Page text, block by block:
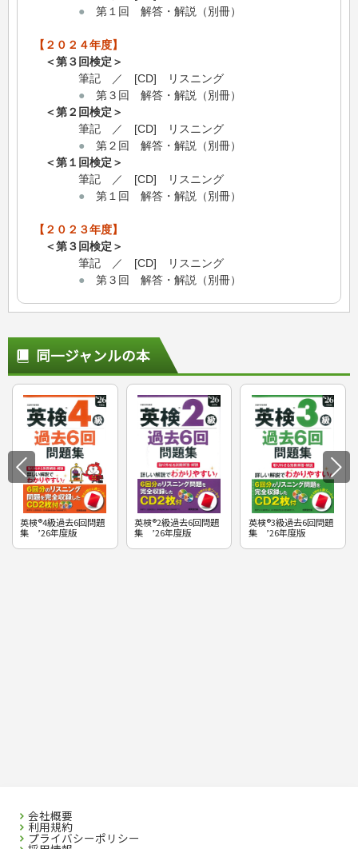
● 第１回 解答・解説（別冊）
【２０２４年度】
＜第３回検定＞
筆記 ／ [CD] リスニング
● 第３回 解答・解説（別冊）
＜第２回検定＞
筆記 ／ [CD] リスニング
● 第２回 解答・解説（別冊）
＜第１回検定＞
筆記 ／ [CD] リスニング
● 第１回 解答・解説（別冊）
【２０２３年度】
＜第３回検定＞
筆記 ／ [CD] リスニング
● 第３回 解答・解説（別冊）
同一ジャンルの本
英検®4級過去6回問題
集 ’26年度版
英検®2級過去6回問題
集 ’26年度版
英検®3級過去6回問題
集 ’26年度版
会社概要
利用規約
プライバシーポリシー